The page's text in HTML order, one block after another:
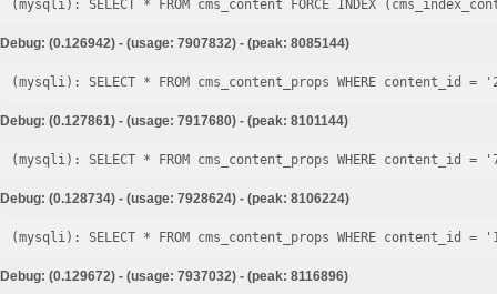
Debug: (0.126942) - (usage: 7907832) - (peak: 8085144)
Debug: (0.127861) - (usage: 7917680) - (peak: 8101144)
Debug: (0.128734) - (usage: 7928624) - (peak: 8106224)
Debug: (0.129672) - (usage: 7937032) - (peak: 8116896)